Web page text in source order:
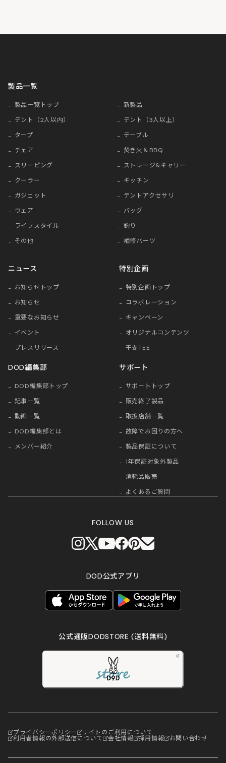
製品一覧
製品一覧トップ
新製品
テント（2人以内）
テント（3人以上）
タープ
テーブル
チェア
焚き火＆BBQ
スリーピング
ストレージ&キャリー
クーラー
キッチン
ガジェット
テントアクセサリ
ウェア
バッグ
ライフスタイル
釣り
その他
補修パーツ
ニュース
お知らせトップ
お知らせ
重要なお知らせ
イベント
プレスリリース
特別企画
特別企画トップ
コラボレーション
キャンペーン
オリジナルコンテンツ
干支TEE
DOD編集部
DOD編集部トップ
記事一覧
動画一覧
DOD編集部とは
メンバー紹介
サポート
サポートトップ
販売終了製品
取扱店舗一覧
故障でお困りの方へ
製品保証について
1年保証対象外製品
消耗品販売
よくあるご質問
FOLLOW US
DOD公式アプリ
公式通販DODSTORE(送料無料)
プライバシーポリシー サイトのご利用について
利用者情報の外部送信について 会社情報 採用情報 お問い合わせ